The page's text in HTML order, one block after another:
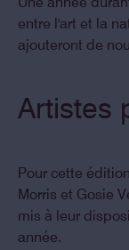
entre l'art et la
ajouteront de
Artistes
Pour cette
Morris et Gosie
mis à leur
année.